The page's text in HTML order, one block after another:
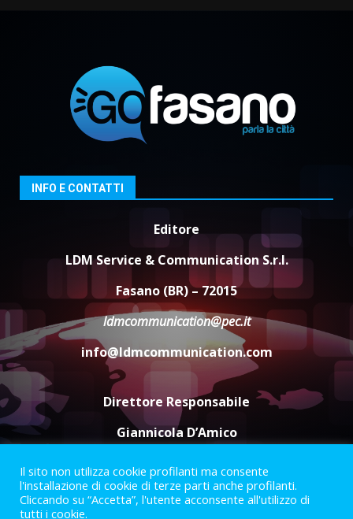
campionato di calcio”
7 Agosto 2026 06:00
3
Fasanese ferito a colpi di arma
6 Agosto 2026 18:13
Carta d’identità: continua il piano
di aperture straordinarie del
Comune di Fasano
6 Agosto 2026 14:16
Grazia Neglia, coordinatrice
cittadina di Fratelli d’Italia,
pronta a tornare in Consiglio
comunale
6 Agosto 2026 08:00
INFO E CONTATTI
Editore
LDM Service & Communication S.r.l.
Fasano (BR) – 72015
ldmcommunication@pec.it
info@ldmcommunication.com
Direttore Responsabile
Giannicola D’Amico
Termini e Condizioni
Privacy Policy
Informazioni Legali
Il sito non utilizza cookie profilanti ma consente
l'installazione di cookie di terze parti anche profilanti.
Cliccando su “Accetta”, l'utente acconsente all'utilizzo di
tutti i cookie.